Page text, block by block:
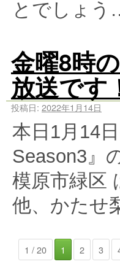
とでしょ
金曜8時
放送です
投稿日: 2022年1月14日
本日1月14
Season3』
模原市緑区
他、かたせ
1 / 20 1 2 3